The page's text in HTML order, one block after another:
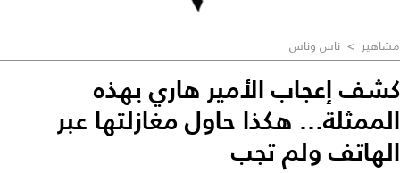
مشاهير > ناس وناس
كشف إعجاب الأمير هاري بهذه
الممثلة... هكذا حاول مغازلتها عبر
الهاتف ولم تجب